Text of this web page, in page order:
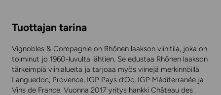
Tuottajan tarina
Vignobles & Compagnie on Rhônen laakson viinitila, joka on
toiminut jo 1960-luvulta lähtien. Se edustaa Rhônen laakson
tärkeimpiä viinialueita ja tarjoaa myös viinejä merkinnöillä
Languedoc, Provence, IGP Pays d’Oc, IGP Méditerranée ja
Vins de France. Vuonna 2017 yritys hankki Château des